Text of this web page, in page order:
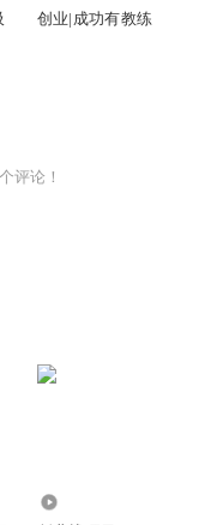
创业|成功有教练
评论！